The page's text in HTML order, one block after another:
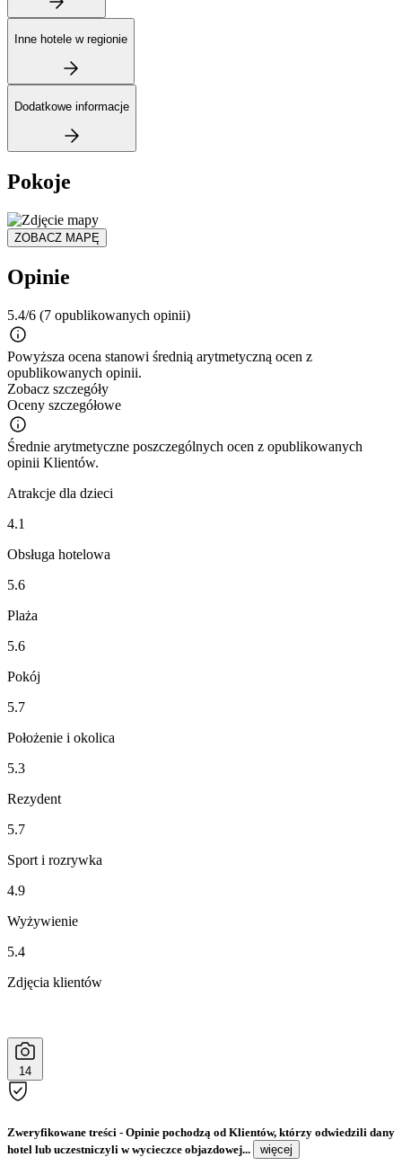
Inne hotele w regionie
Dodatkowe informacje
Pokoje
ZOBACZ MAPĘ
Opinie
5.4/6 (7 opublikowanych opinii)
Powyższa ocena stanowi średnią arytmetyczną ocen z
opublikowanych opinii.
Zobacz szczegóły
Oceny szczegółowe
Średnie arytmetyczne poszczególnych ocen z opublikowanych
opinii Klientów.
Atrakcje dla dzieci
4.1
Obsługa hotelowa
5.6
Plaża
5.6
Pokój
5.7
Położenie i okolica
5.3
Rezydent
5.7
Sport i rozrywka
4.9
Wyżywienie
5.4
Zdjęcia klientów
14
Zweryfikowane treści - Opinie pochodzą od Klientów, którzy odwiedzili dany
hotel lub uczestniczyli w wycieczce objazdowej...
więcej